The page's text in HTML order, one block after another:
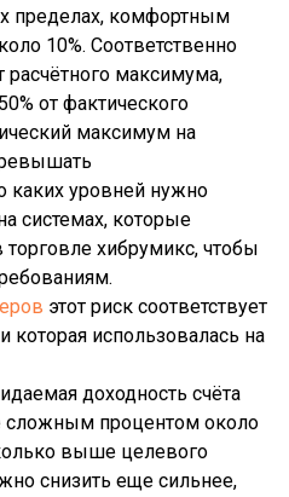
пределах, комфортным
10%. Соответственно
расчётного максимума,
от фактического
максимум на
каких уровней нужно
системах, которые
хибрумикс, чтобы
этот риск соответствует
которая использовалась на
доходность счёта
сложным процентом около
выше целевого
снизить еще сильнее,